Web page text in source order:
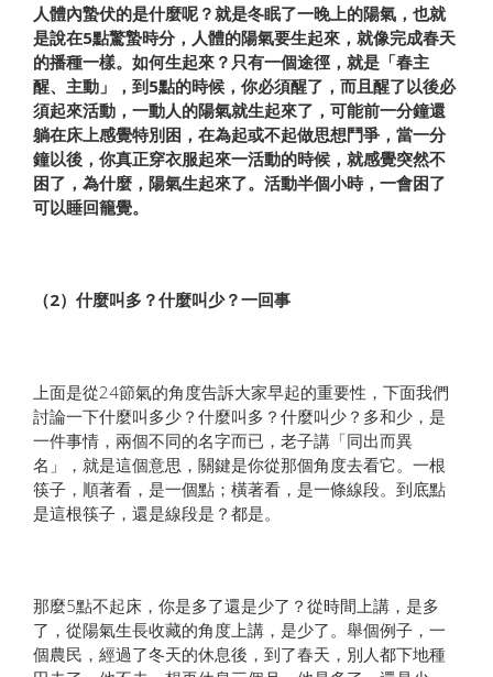
人體內蟄伏的是什麼呢？就是冬眠了一晚上的陽氣，也就
是說在5點驚蟄時分，人體的陽氣要生起來，就像完成春天
的播種一樣。如何生起來？只有一個途徑，就是「春主
醒、主動」，到5點的時候，你必須醒了，而且醒了以後必
須起來活動，一動人的陽氣就生起來了，可能前一分鐘還
躺在床上感覺特別困，在為起或不起做思想鬥爭，當一分
鐘以後，你真正穿衣服起來一活動的時候，就感覺突然不
困了，為什麼，陽氣生起來了。活動半個小時，一會困了
可以睡回籠覺。
（2）什麼叫多？什麼叫少？一回事
上面是從24節氣的角度告訴大家早起的重要性，下面我們
討論一下什麼叫多少？什麼叫多？什麼叫少？多和少，是
一件事情，兩個不同的名字而已，老子講「同出而異
名」，就是這個意思，關鍵是你從那個角度去看它。一根
筷子，順著看，是一個點；橫著看，是一條線段。到底點
是這根筷子，還是線段是？都是。
那麼5點不起床，你是多了還是少了？從時間上講，是多
了，從陽氣生長收藏的角度上講，是少了。舉個例子，一
個農民，經過了冬天的休息後，到了春天，別人都下地種